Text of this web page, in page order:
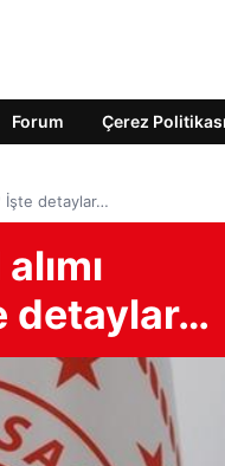
Forum Çerez Politikası
İşte detaylar…
detaylar…